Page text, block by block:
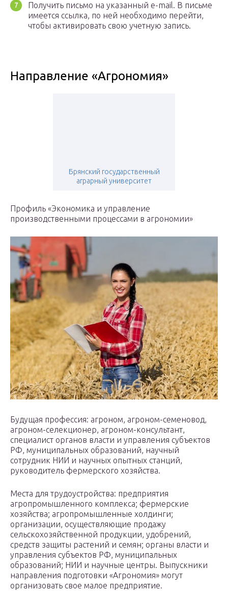
Получить письмо на указанный e-mail. В письме
имеется ссылка, по ней необходимо перейти,
чтобы активировать свою учетную запись.
Направление «Агрономия»
Брянский государственный
аграрный университет
Профиль «Экономика и управление
производственными процессами в агрономии»
Будущая профессия: агроном, агроном-семеновод,
агроном-селекционер, агроном-консультант,
специалист органов власти и управления субъектов
РФ, муниципальных образований, научный
сотрудник НИИ и научных опытных станций,
руководитель фермерского хозяйства.
Места для трудоустройства: предприятия
агропромышленного комплекса; фермерские
хозяйства; агропромышленные холдинги;
организации, осуществляющие продажу
сельскохозяйственной продукции, удобрений,
средств защиты растений и семян; органы власти и
управления субъектов РФ, муниципальных
образований; НИИ и научные центры. Выпускники
направления подготовки «Агрономия» могут
организовать свое малое предприятие.